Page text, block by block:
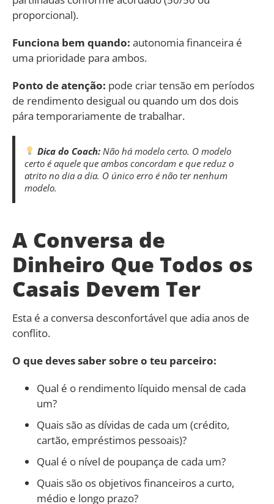
proporcional).
Funciona bem quando: autonomia financeira é
uma prioridade para ambos.
Ponto de atenção: pode criar tensão em períodos
de rendimento desigual ou quando um dos dois
pára temporariamente de trabalhar.
Dica do Coach: Não há modelo certo. O modelo
certo é aquele que ambos concordam e que reduz o
atrito no dia a dia. O único erro é não ter nenhum
modelo.
A Conversa de
Dinheiro Que Todos os
Casais Devem Ter
Esta é a conversa desconfortável que adia anos de
conflito.
O que deves saber sobre o teu parceiro:
Qual é o rendimento líquido mensal de cada
um?
Quais são as dívidas de cada um (crédito,
cartão, empréstimos pessoais)?
Qual é o nível de poupança de cada um?
Quais são os objetivos financeiros a curto,
médio e longo prazo?